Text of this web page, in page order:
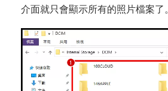
介面就只會顯示所有的照片檔案了。